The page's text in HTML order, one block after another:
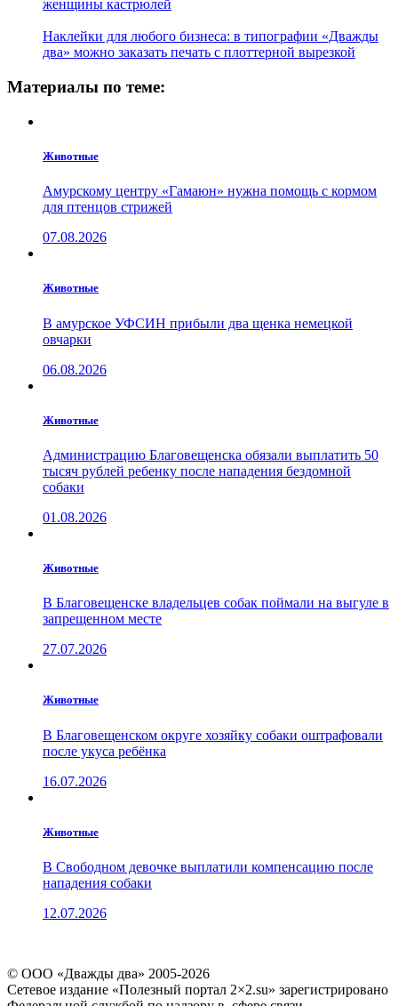
женщины кастрюлей
Наклейки для любого бизнеса: в типографии «Дважды
два» можно заказать печать с плоттерной вырезкой
Материалы по теме:
Животные
Амурскому центру «Гамаюн» нужна помощь с кормом
для птенцов стрижей
07.08.2026
Животные
В амурское УФСИН прибыли два щенка немецкой
овчарки
06.08.2026
Животные
Администрацию Благовещенска обязали выплатить 50
тысяч рублей ребенку после нападения бездомной
собаки
01.08.2026
Животные
В Благовещенске владельцев собак поймали на выгуле в
запрещенном месте
27.07.2026
Животные
В Благовещенском округе хозяйку собаки оштрафовали
после укуса ребёнка
16.07.2026
Животные
В Свободном девочке выплатили компенсацию после
нападения собаки
12.07.2026
© ООО «Дважды два» 2005-2026
Сетевое издание «Полезный портал 2×2.su» зарегистрировано